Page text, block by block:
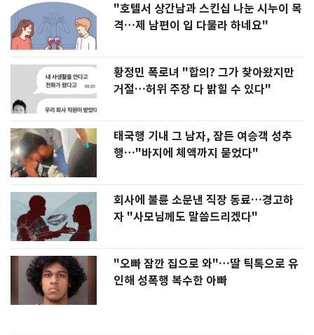
"호텔서 상간남과 스킨십 나눈 시누이 목
격…제 남편이 입 다물라 하네요"
황정민 폭로녀 "합의? 그가 찾아왔지만
거절…허위 주장 다 밝힐 수 있다"
태국행 기내 그 남자, 잠든 여승객 성추
행…"바지에 체액까지 묻었다"
회사에 불륜 소문낸 직장 동료…경고하
자 "사모님께도 말씀드리겠다"
"오빠 잠깐 집으로 와"…딸 틱톡으로 유
인해 성폭행 복수한 아빠